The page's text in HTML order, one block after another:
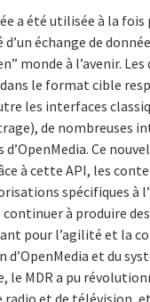
a été utilisée à la
échange de
monde à l’avenir.
le format cible
les interfaces
de nombreuses
Ce
à cette API, les
spécifiques à
à produire
pour l’agilité et la
et du
le MDR a pu
et de télévision,